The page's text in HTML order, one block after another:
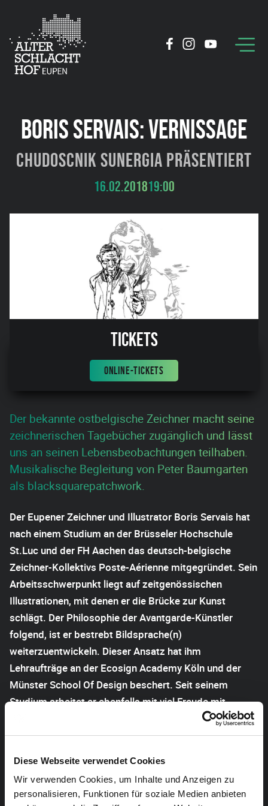
Diese Webseite verwendet Cookies
Wir verwenden Cookies, um Inhalte und Anzeigen zu
personalisieren, Funktionen für soziale Medien anbieten
BORIS SERVAIS: VERNISSAGE
Chudoscnik Sunergia präsentiert
16.02.201819:00
Tickets
ONLINE-TICKETS
Der bekannte ostbelgische Zeichner macht seine
zeichnerischen Tagebücher zugänglich und lässt
uns an seinen Lebensbeobachtungen teilhaben.
Musikalische Begleitung von Peter Baumgarten
als blacksquarepatchwork.
Der Eupener Zeichner und Illustrator Boris Servais hat
nach einem Studium an der Brüsseler Hochschule
St.Luc und der FH Aachen das deutsch-belgische
Zeichner-Kollektivs Poste-Aérienne mitgegründet. Sein
Arbeitsschwerpunkt liegt auf zeitgenössischen
Illustrationen, mit denen er die Brücke zur Kunst
schlägt. Der Philosophie der Avantgarde-Künstler
folgend, ist er bestrebt Bildsprache(n)
weiterzuentwickeln. Dieser Ansatz hat ihm
Lehraufträge an der Ecosign Academy Köln und der
Münster School Of Design beschert. Seit seinem
Studium arbeitet er ebenfalls mit viel Freude mit
Kindern und Jugendlichen zusammen und bietet ihnen
in Comic-Zeichenkursen ein kreatives Ventil.
Servais reflektiert zeichnerisch Momente und
Begegnungen, die ihn während zahlreicher Reisen oder
im beruflichen und privaten Alltag besonders fasziniert